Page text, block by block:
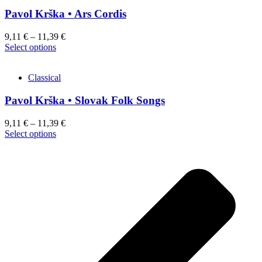
Pavol Krška • Ars Cordis
9,11 € – 11,39 €
Select optionsThis
multiple
The
may
be
chosen
Classical
Pavol Krška • Slovak Folk Songs
9,11 € – 11,39 €
Select optionsThis